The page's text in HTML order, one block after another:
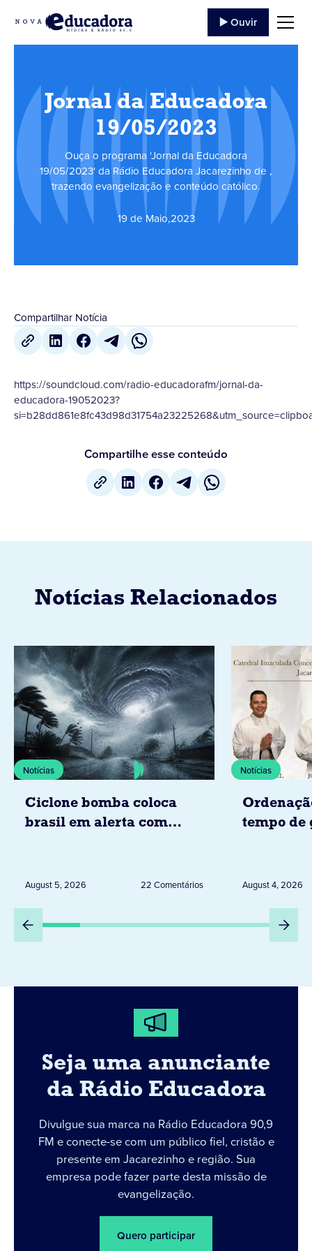
▶️ Ouvir
Jornal da Educadora
19/05/2023
Ouça o programa 'Jornal da Educadora
19/05/2023' da Rádio Educadora Jacarezinho de ,
trazendo evangelização e conteúdo católico.
19 de Maio,2023
Compartilhar Notícia
https://soundcloud.com/radio-educadorafm/jornal-da-
educadora-19052023?
Compartilhe esse conteúdo
Notícias Relacionados
Notícias
Ciclone bomba coloca
brasil em alerta com
dias 6 e 8 de agosto
August 5, 2026 22 Comentários
Notícias
tempo de
August 4, 2026
Seja uma anunciante
da Rádio Educadora
Divulgue sua marca na Rádio Educadora 90,9
FM e conecte-se com um público fiel, cristão e
presente em Jacarezinho e região. Sua
empresa pode fazer parte desta missão de
evangelização.
Quero participar